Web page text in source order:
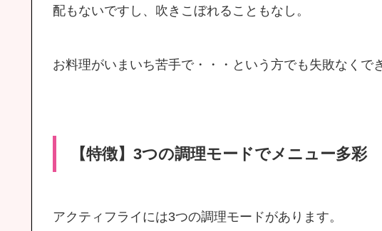
配もないですし、吹きこぼれることもなし。
お料理がいまいち苦手で・・・という方でも失敗なくで
【特徴】3つの調理モードでメニュー多彩
アクティフライには3つの調理モードがあります。